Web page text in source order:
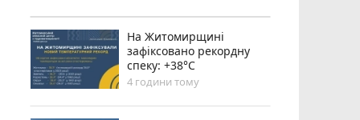
Н️а Житомирщині
зафіксовано рекордну
спеку: +38°C
4 години тому